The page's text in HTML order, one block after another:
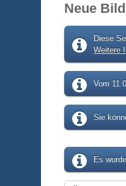
Neue
Diese
Weitere
Vom
Sie
Es